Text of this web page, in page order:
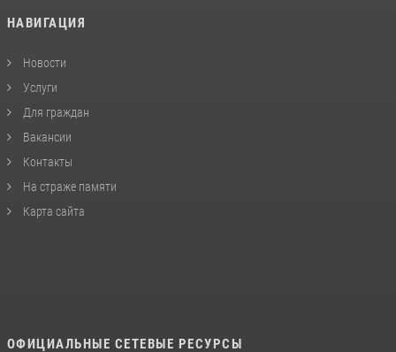
НАВИГАЦИЯ
Новости
Услуги
Для граждан
Вакансии
Контакты
На страже памяти
Карта сайта
ОФИЦИАЛЬНЫЕ СЕТЕВЫЕ РЕСУРСЫ